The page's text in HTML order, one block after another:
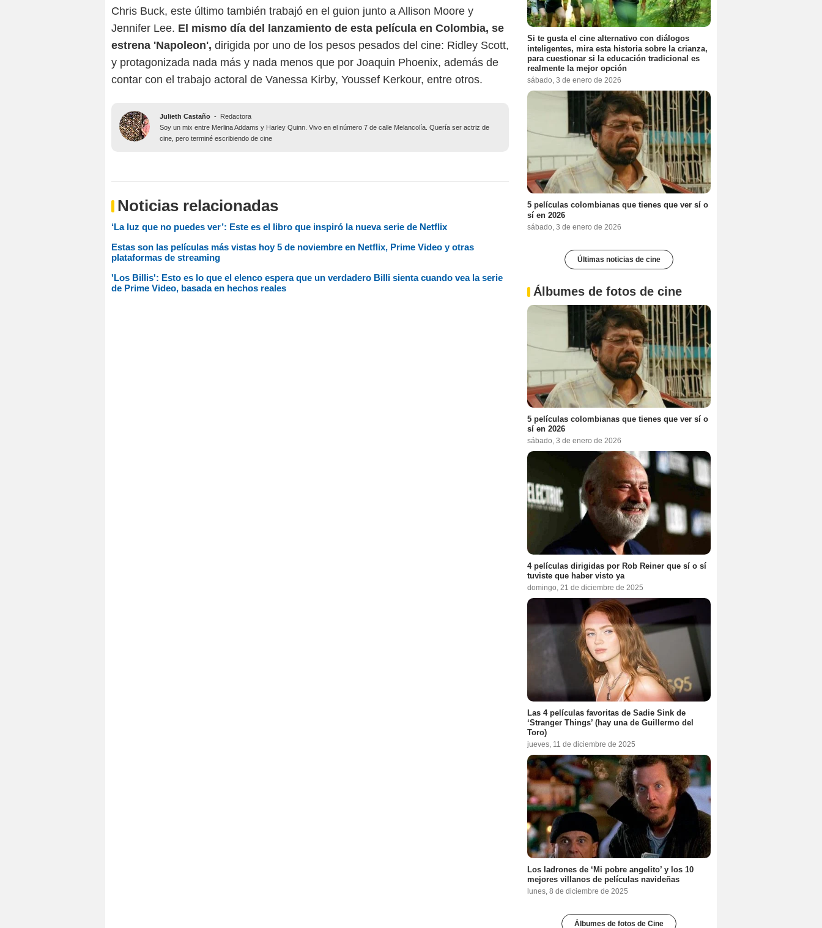
Chris Buck, este último también trabajó en el guion junto a Allison Moore y
Jennifer Lee. El mismo día del lanzamiento de esta película en Colombia, se
estrena 'Napoleon', dirigida por uno de los pesos pesados del cine: Ridley Scott,
y protagonizada nada más y nada menos que por Joaquin Phoenix, además de
contar con el trabajo actoral de Vanessa Kirby, Youssef Kerkour, entre otros.
Julieth Castaño -
Redactora
Soy un mix entre Merlina Addams y Harley Quinn. Vivo en el número 7 de calle Melancolía. Quería ser actriz de
cine, pero terminé escribiendo de cine
Noticias relacionadas
‘La luz que no puedes ver’: Este es el libro que inspiró la nueva serie de Netflix
Estas son las películas más vistas hoy 5 de noviembre en Netflix, Prime Video y otras
plataformas de streaming
'Los Billis': Esto es lo que el elenco espera que un verdadero Billi sienta cuando vea la serie
de Prime Video, basada en hechos reales
Si te gusta el cine alternativo con diálogos
inteligentes, mira esta historia sobre la crianza,
para cuestionar si la educación tradicional es
realmente la mejor opción
sábado, 3 de enero de 2026
5 películas colombianas que tienes que ver sí o
sí en 2026
sábado, 3 de enero de 2026
Últimas noticias de cine
Álbumes de fotos de cine
5 películas colombianas que tienes que ver sí o
sí en 2026
sábado, 3 de enero de 2026
4 películas dirigidas por Rob Reiner que sí o sí
tuviste que haber visto ya
domingo, 21 de diciembre de 2025
Las 4 películas favoritas de Sadie Sink de
‘Stranger Things’ (hay una de Guillermo del
Toro)
jueves, 11 de diciembre de 2025
Los ladrones de ‘Mi pobre angelito’ y los 10
mejores villanos de películas navideñas
lunes, 8 de diciembre de 2025
Álbumes de fotos de Cine